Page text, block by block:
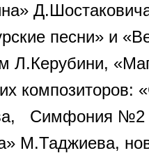
песни» и
Л.Керубини,
композиторов:
Симфония №2
М.Таджиева,